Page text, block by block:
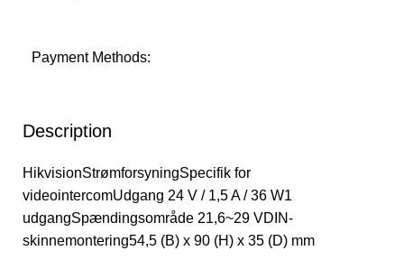
Payment Methods:
Description
HikvisionStrømforsyningSpecifik for
videointercomUdgang 24 V / 1,5 A / 36 W1
udgangSpændingsområde 21,6~29 VDIN-
skinnemontering54,5 (B) x 90 (H) x 35 (D) mm